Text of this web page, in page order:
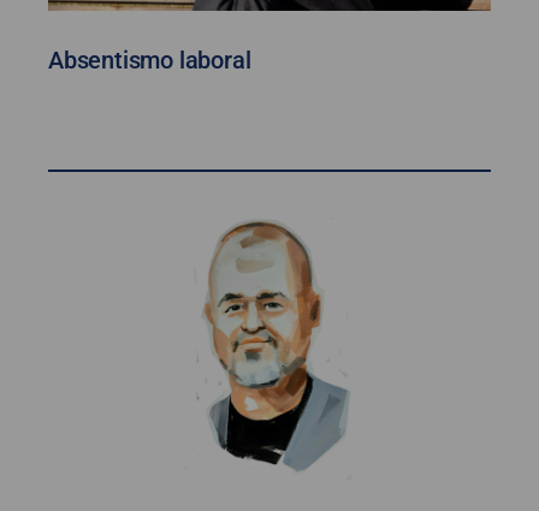
Absentismo laboral